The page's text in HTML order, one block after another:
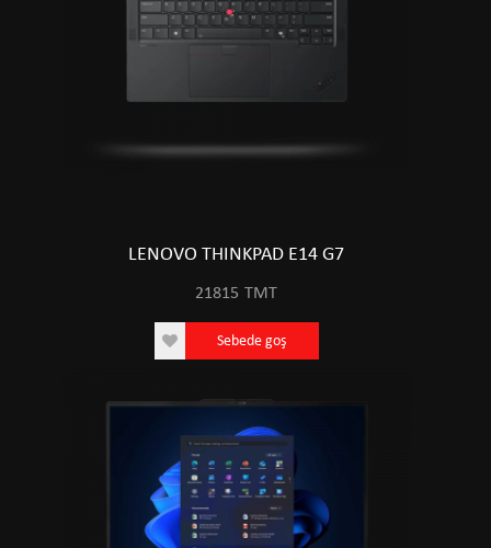
LENOVO THINKPAD E14 G7
21815 TMT
Sebede goş